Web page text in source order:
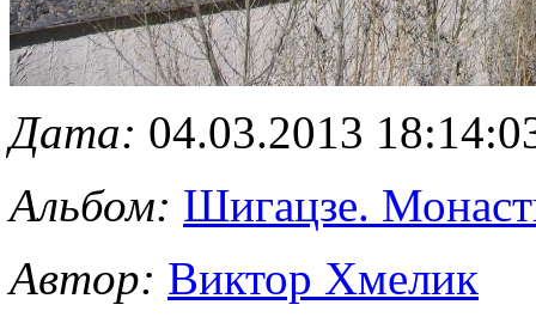
Дата: 04.03.2013
Альбом: Шигацзе.
Автор: Виктор Хмелик